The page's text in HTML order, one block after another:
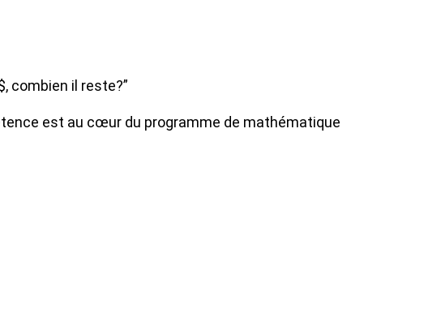
combien il reste?”
est au cœur du programme de mathématique